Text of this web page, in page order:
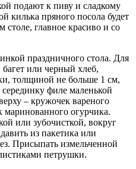
подают к пиву и сладкому
килька пряного посола будет
главное красиво и со
праздничного стола. Для
багет или черный хлеб,
толщиной не больше 1 см,
филе маленькой
– кружочек вареного
маринованного огурчика.
или зубочисткой, вокруг
из пакетика или
Присыпать измельченной
петрушки.